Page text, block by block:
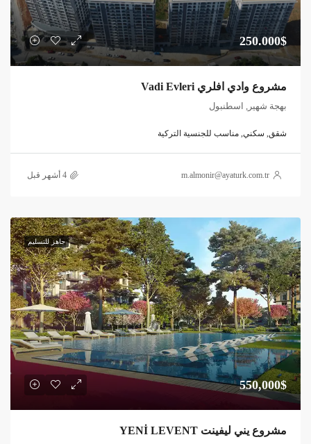
250.000$
مشروع وادي افلري Vadi Evleri
بهجة شهير, اسطنبول
شقق, سكني, مناسب للجنسية التركية
m.almonir@ayaturk.com.tr
جاهز للتسليم
550,000$
مشروع يني ليفينت YENİ LEVENT